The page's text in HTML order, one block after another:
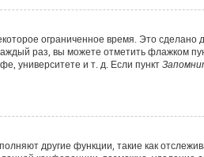
ограниченное время. Это сделано
раз, вы можете отметить флажком
университете и т. д. Если пункт
другие функции, такие как